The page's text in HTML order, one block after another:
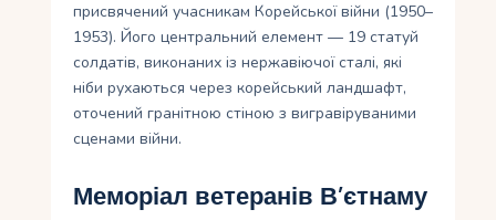
присвячений учасникам Корейської війни (1950–
1953). Його центральний елемент — 19 статуй
солдатів, виконаних із нержавіючої сталі, які
ніби рухаються через корейський ландшафт,
оточений гранітною стіною з вигравіруваними
сценами війни.
Меморіал ветеранів В’єтнаму